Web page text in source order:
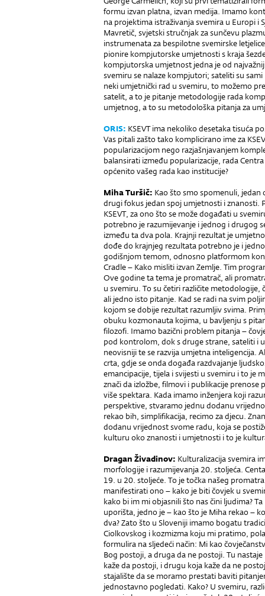
formu izvan platna, izvan medija. Imamo
na projektima istraživanja svemira u Europi i
Mavretič, svjetski stručnjak za sunčevu
instrumenata za bespilotne svemirske
pionire kompjutorske umjetnosti s kraja
kompjutorska umjetnost jedna je od
svemiru se nalaze kompjutori; sateliti su
neki umjetnički rad u svemiru, to možemo
satelit, a to je pitanje metodologije rada
umjetnog, a to su metodološka pitanja za
ORIS: KSEVT ima nekoliko desetaka tisuća
Vas pitali zašto tako komplicirano ime za
popularizacijom nego razjašnjavanjem
balansirati između popularizacije, rada
općenito vašeg rada kao institucije?
Miha Turšič: Kao što smo spomenuli, jedan
drugi fokus jedan spoj umjetnosti i znanosti.
KSEVT, za ono što se može događati u
potrebno je razumijevanje i jednog i drugog
između ta dva pola. Krajnji rezultat je
dođe do krajnjeg rezultata potrebno je i
godišnjom temom, odnosno platformom
Cradle – Kako misliti izvan Zemlje. Tim
Ove godine ta tema je promatrač, ali
u svemiru. To su četiri različite
ali jedno isto pitanje. Kad se radi na svim
kojom se dobije rezultat razumljiv svima.
obuku kozmonauta kojima, u bavljenju s
filozofi. Imamo bazični problem pitanja –
pod kontrolom, dok s druge strane, sateliti i
neovisniji te se razvija umjetna inteligencija.
crta, gdje se onda događa razdvajanje
emancipacije, tijela i svijesti u svemiru i to je
znači da izložbe, filmovi i publikacije
više spektara. Kada imamo inženjera koji
perspektive, stvaramo jednu dodanu
rekao bih, simplifikacija, recimo za djecu.
dodanu vrijednost svome radu, koja se
kulturu oko znanosti i umjetnosti i to je
Dragan Živadinov: Kulturalizacija svemira
morfologije i razumijevanja 20. stoljeća.
19. u 20. stoljeće. To je točka našeg
manifestirati ono – kako je biti čovjek u
kako bi im mi objasnili što nas čini ljudima?
uporišta, jedno je – kao što je Miha rekao –
dva? Zato što u Sloveniji imamo bogatu
Ciolkovskog i kozmizma koju mi pratimo,
formulira na sljedeći način: Mi kao
Bog postoji, a druga da ne postoji. Tu
kaže da postoji, i drugu koja kaže da ne
stajalište da se moramo prestati baviti
jednostavno pogledati. Kako? U svemiru,